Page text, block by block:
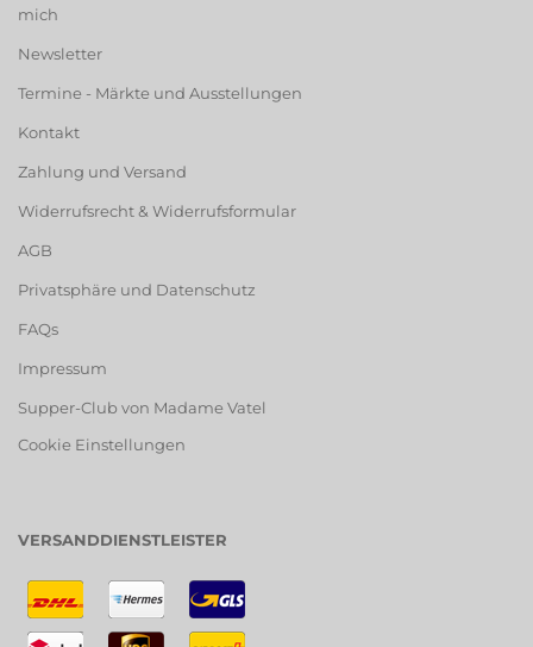
mich
Newsletter
Termine - Märkte und Ausstellungen
Kontakt
Zahlung und Versand
Widerrufsrecht & Widerrufsformular
AGB
Privatsphäre und Datenschutz
FAQs
Impressum
Supper-Club von Madame Vatel
Cookie Einstellungen
VERSANDDIENSTLEISTER